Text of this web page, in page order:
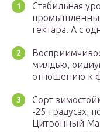
Стабильная
гектара. А с
милдью,
отношению к
Сорт
-25 градусах,
Цитронный